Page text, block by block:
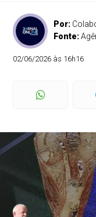
Por:
Fonte:
02/06/2026 às 16h16